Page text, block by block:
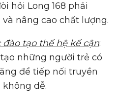
hỏi Long 168 phải
nâng cao chất lượng.
tạo thế hệ kế cận:
những người trẻ có
để tiếp nối truyền
dễ.